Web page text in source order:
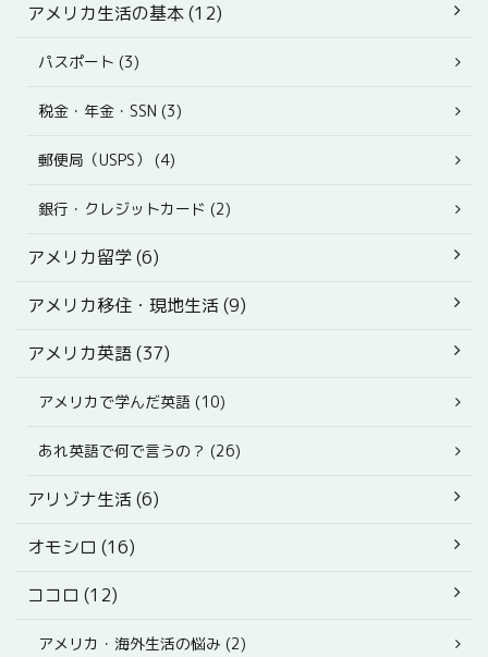
アメリカ生活の基本 (12)
パスポート (3)
税金・年金・SSN (3)
郵便局（USPS） (4)
銀行・クレジットカード (2)
アメリカ留学 (6)
アメリカ移住・現地生活 (9)
アメリカ英語 (37)
アメリカで学んだ英語 (10)
あれ英語で何で言うの？ (26)
アリゾナ生活 (6)
オモシロ (16)
ココロ (12)
アメリカ・海外生活の悩み (2)